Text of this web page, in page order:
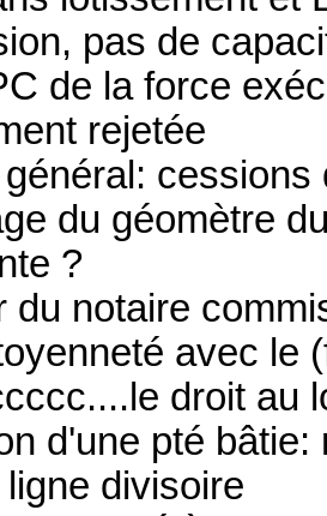
pas de
de la force
rejetée
du géomètre
?
du notaire
avec le
droit au
d'une pté
ligne divisoire